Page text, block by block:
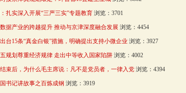
扎实深入开展“三严三实”专题教育 浏览：3701
据产业的跨越提升 推动与京津深度融合发展 浏览：4454
台15条“真金白银”措施，明确提出支持小微企业 浏览：3927
规划尊重经济规律 走出中等收入国家陷阱 浏览：4002
束后，为什么毛主席说：凡不是党员者，一律入党 浏览：4394
书记讲故事之百炼成钢 浏览：3919